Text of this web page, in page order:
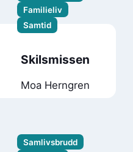
Familieliv
Samtid
Skilsmissen
Moa Herngren
Samlivsbrudd